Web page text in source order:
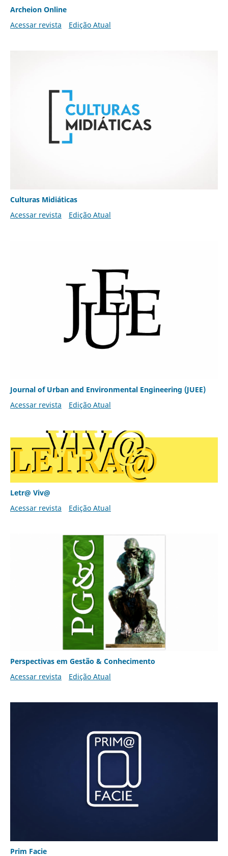
Archeion Online
Acessar revista
Edição Atual
Culturas Midiáticas
Acessar revista
Edição Atual
Journal of Urban and Environmental Engineering (JUEE)
Acessar revista
Edição Atual
Letr@ Viv@
Acessar revista
Edição Atual
Perspectivas em Gestão & Conhecimento
Acessar revista
Edição Atual
Prim Facie